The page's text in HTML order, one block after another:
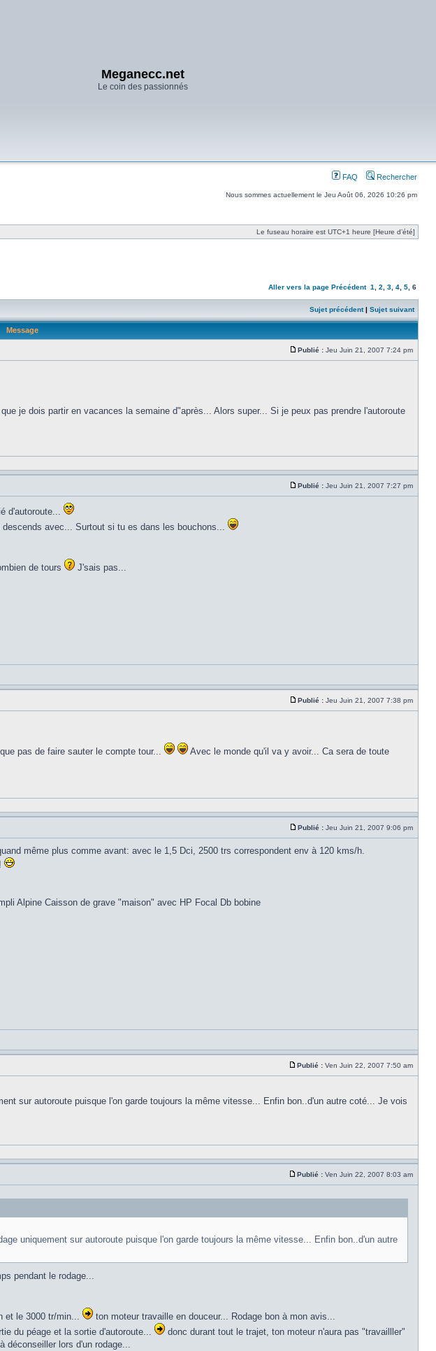
Meganecc.net
Le coin des passionnés
FAQ Rechercher
Nous sommes actuellement le Jeu Août 06, 2026 10:26 pm
Le fuseau horaire est UTC+1 heure [Heure d’été]
Aller vers la page Précédent 1 2 3 4 5 6
Sujet précédent| Sujet suivant
Message
Publié : Jeu Juin 21, 2007 7:24 pm
je dois partir en vacances la semaine d"après... Alors super... Si je peux pas prendre l'autoroute
Publié : Jeu Juin 21, 2007 7:27 pm
d'autoroute...
avec... Surtout si tu es dans les bouchons...
de tours J'sais pas...
Publié : Jeu Juin 21, 2007 7:38 pm
pas de faire sauter le compte tour...
Avec le monde qu'il va y avoir... Ca sera de toute
Publié : Jeu Juin 21, 2007 9:06 pm
même plus comme avant: avec le 1,5 Dci, 2500 trs correspondent env à 120 kms/h.
Alpine Caisson de grave "maison" avec HP Focal Db bobine
Publié : Ven Juin 22, 2007 7:50 am
sur autoroute puisque l'on garde toujours la même vitesse... Enfin bon..d'un autre coté... Je vois
Publié : Ven Juin 22, 2007 8:03 am
uniquement sur autoroute puisque l'on garde toujours la même vitesse... Enfin bon..d'un autre
pendant le rodage...
et le 3000 tr/min...
ton moteur travaille en douceur... Rodage bon à mon avis...
du péage et la sortie d'autoroute...
donc durant tout le trajet, ton moteur n'aura pas "travailller"
déconseiller lors d'un rodage...